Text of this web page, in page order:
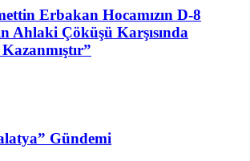
Erbakan Hocamızın D-8
Ahlaki Çöküşü Karşısında
Gündemi